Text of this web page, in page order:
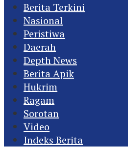
Berita Terkini
Nasional
Peristiwa
Daerah
Depth News
Berita Apik
Hukrim
Ragam
Sorotan
Video
Indeks Berita